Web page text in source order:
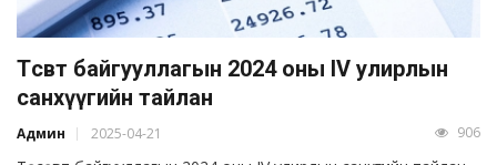
Төсөвт байгууллагын 2024 оны IV улирлын
санхүүгийн тайлан
Админ 2025-04-21 906